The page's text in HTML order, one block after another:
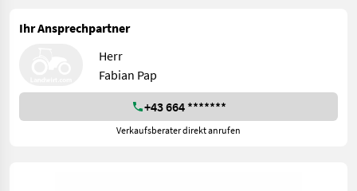
Ihr Ansprechpartner
Herr
Fabian Pap
+43 664 *******
Verkaufsberater direkt anrufen